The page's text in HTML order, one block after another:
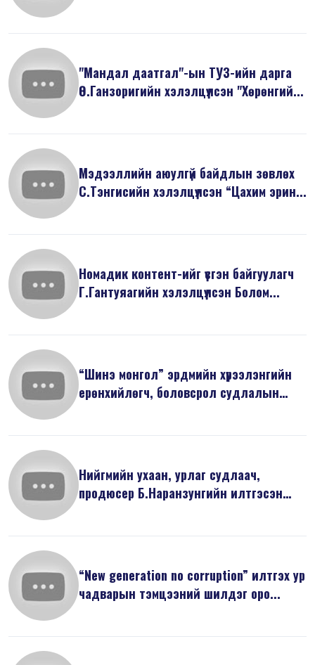
"Мандал даатгал"-ын ТУЗ-ийн дарга
Ө.Ганзоригийн хэлэлцүүлсэн "Хөрөнгий...
Мэдээллийн аюулгүй байдлын зөвлөх
С.Тэнгисийн хэлэлцүүлсэн “Цахим эрин...
Номадик контент-ийг үүсгэн байгуулагч
Г.Гантуяагийн хэлэлцүүлсэн Болом...
“Шинэ монгол” эрдмийн хүрээлэнгийн
ерөнхийлөгч, боловсрол судлалын
Нийгмийн ухаан, урлаг судлаач,
продюсер Б.Наранзунгийн илтгэсэн
“New generation no corruption” илтгэх ур
чадварын тэмцээний шилдэг оро...